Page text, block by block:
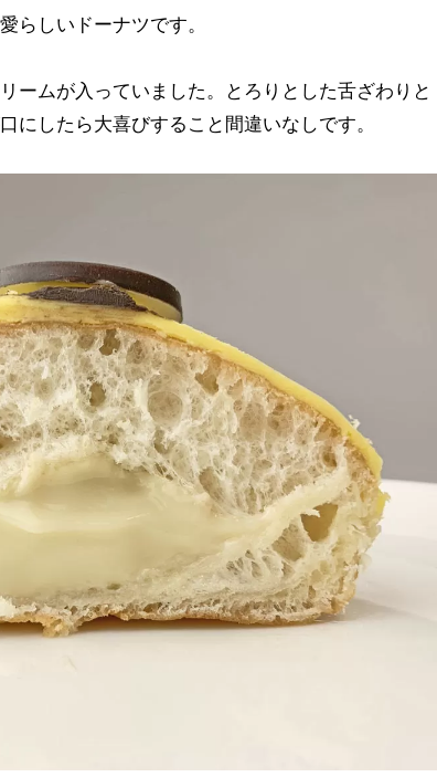
らしいドーナツです。
ームが入っていました。とろりとした舌ざわりと
にしたら大喜びすること間違いなしです。